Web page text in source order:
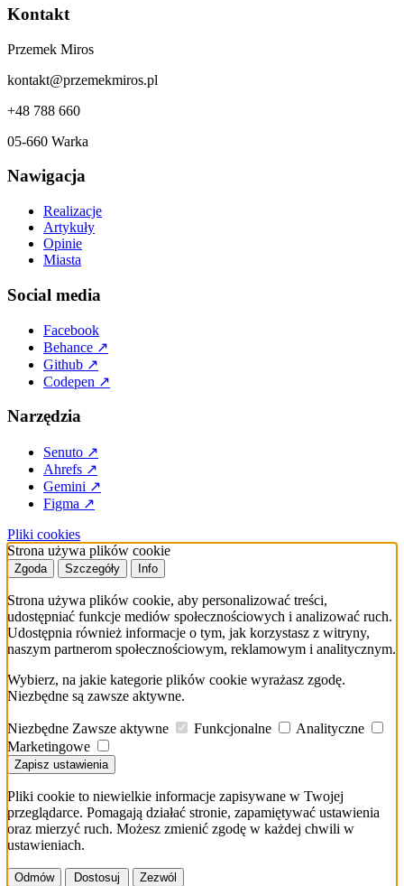
Kontakt
Przemek Miros
kontakt@przemekmiros.pl
+48 788 660
05-660 Warka
Nawigacja
Realizacje
Artykuły
Opinie
Miasta
Social media
Facebook
Behance ↗
Github ↗
Codepen ↗
Narzędzia
Senuto ↗
Ahrefs ↗
Gemini ↗
Figma ↗
Pliki cookies
Strona używa plików cookie
Zgoda Szczegóły Info
Strona używa plików cookie, aby personalizować treści,
udostępniać funkcje mediów społecznościowych i analizować ruch.
Udostępnia również informacje o tym, jak korzystasz z witryny,
naszym partnerom społecznościowym, reklamowym i analitycznym.
Wybierz, na jakie kategorie plików cookie wyrażasz zgodę.
Niezbędne są zawsze aktywne.
Niezbędne Zawsze aktywne Funkcjonalne
Analityczne
Marketingowe
Zapisz ustawienia
Pliki cookie to niewielkie informacje zapisywane w Twojej
przeglądarce. Pomagają działać stronie, zapamiętywać ustawienia
oraz mierzyć ruch. Możesz zmienić zgodę w każdej chwili w
ustawieniach.
Odmów Zezwól